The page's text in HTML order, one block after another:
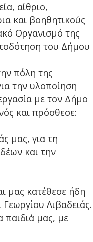
αίθριο,
και βοηθητικούς
Οργανισμό της
του Δήμου
πόλη της
την υλοποίηση
με τον Δήμο
και πρόσθεσε:
μας, για τη
και την
μας κατέθεσε ήδη
Λιβαδειάς.
παιδιά μας, με